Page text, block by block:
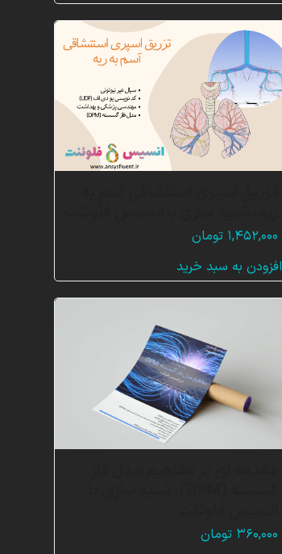
۱,۴۵۲,۰۰۰ تومان
افزودن به سبد خرید
۳۶۰,۰۰۰ تومان